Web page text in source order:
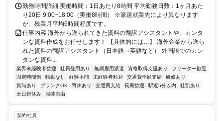
勤務時間詳細 実働時間：1日あたり8時間 平均勤務日数：1ヶ月あた
り20日 9:00~18:00（実働8時間） ※派遣就業先により異なります
が、残業月平均6時間程度です。
仕事内容 海外から送られてきた資料の翻訳アシスタントや、カンタ
ンな資料作成をお任せします！ 【具体的には…】 海外企業から送ら
れた資料の翻訳アシスタント（日本語⇒英語など） 外国語でのカン
タンな資料...
業界未経験者歓迎 社員登用あり 無期雇用派遣 資格取得支援あり
フリーター歓迎
固定時間制
転勤なし 経験不問 未経験者歓迎 交通費全額支給
研修あり
賞与あり
ブランクOK 育休あり 交通費支給 長期歓迎 駅近5分以内
社割あり
土日祝休み
服装自由
契約社員